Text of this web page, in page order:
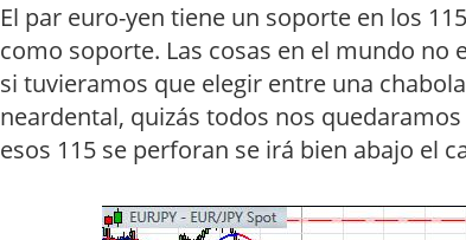
El par euro-yen tiene un soporte en los
como soporte. Las cosas en el mundo no
si tuvieramos que elegir entre una
neardental, quizás todos nos
esos 115 se perforan se irá bien abajo el